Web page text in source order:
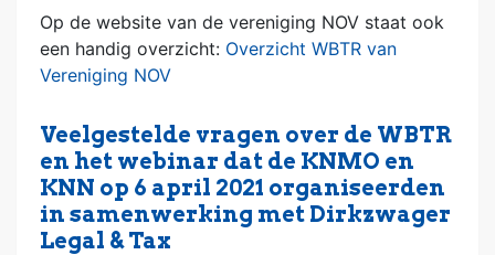
Op de website van de vereniging NOV staat ook
een handig overzicht: Overzicht WBTR van
Vereniging NOV
Veelgestelde vragen over de WBTR
en het webinar dat de KNMO en
KNN op 6 april 2021 organiseerden
in samenwerking met Dirkzwager
Legal & Tax